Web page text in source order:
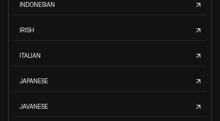
INDONESIAN
IRISH
ITALIAN
JAPANESE
JAVANESE